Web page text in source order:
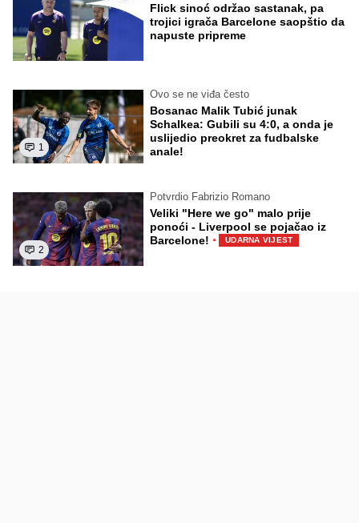
Flick sinoć održao sastanak, pa
trojici igrača Barcelone saopštio da
napuste pripreme
1
Ovo se ne viđa često
Bosanac Malik Tubić junak
Schalkea: Gubili su 4:0, a onda je
uslijedio preokret za fudbalske
anale!
2
Potvrdio Fabrizio Romano
Veliki "Here we go" malo prije
ponoći - Liverpool se pojačao iz
Barcelone! · UDARNA VIJEST